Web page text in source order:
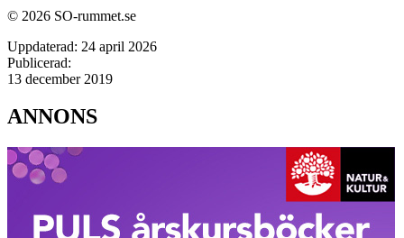
© 2026 SO-rummet.se
Uppdaterad: 24 april 2026
Publicerad:
13 december 2019
ANNONS